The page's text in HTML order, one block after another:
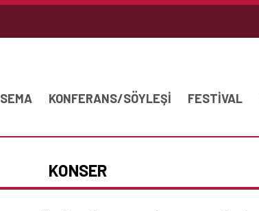
SEMA KONFERANS/SÖYLEŞİ FESTİVAL
KONSER